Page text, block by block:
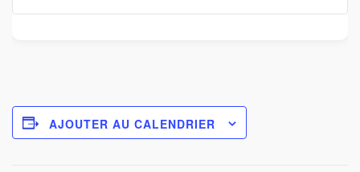
AJOUTER AU CALENDRIER